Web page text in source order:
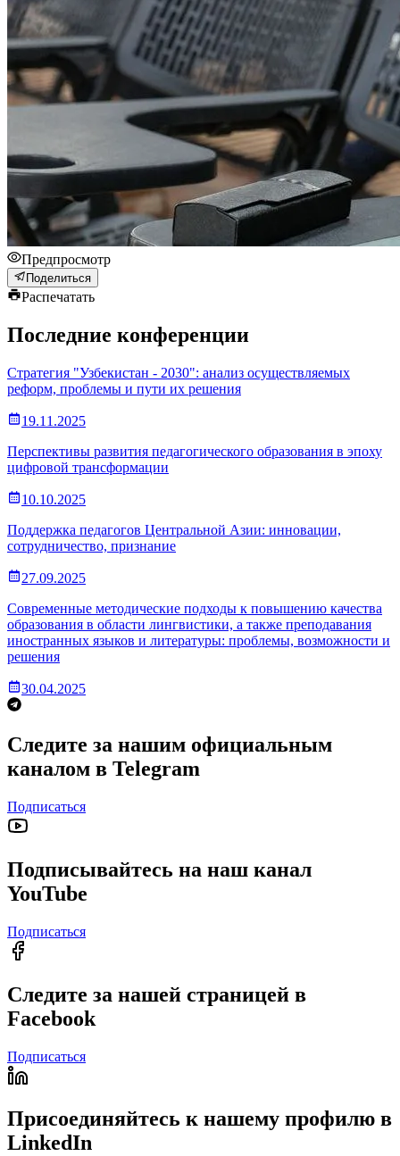
Предпросмотр
Поделиться
Распечатать
Последние конференции
Стратегия "Узбекистан - 2030": анализ осуществляемых
реформ, проблемы и пути их решения
19.11.2025
Перспективы развития педагогического образования в эпоху
цифровой трансформации
10.10.2025
Поддержка педагогов Центральной Азии: инновации,
сотрудничество, признание
27.09.2025
Современные методические подходы к повышению качества
образования в области лингвистики, а также преподавания
иностранных языков и литературы: проблемы, возможности и
решения
30.04.2025
Следите за нашим официальным
каналом в Telegram
Подписаться
Подписывайтесь на наш канал
YouTube
Подписаться
Следите за нашей страницей в
Facebook
Подписаться
Присоединяйтесь к нашему профилю в
LinkedIn